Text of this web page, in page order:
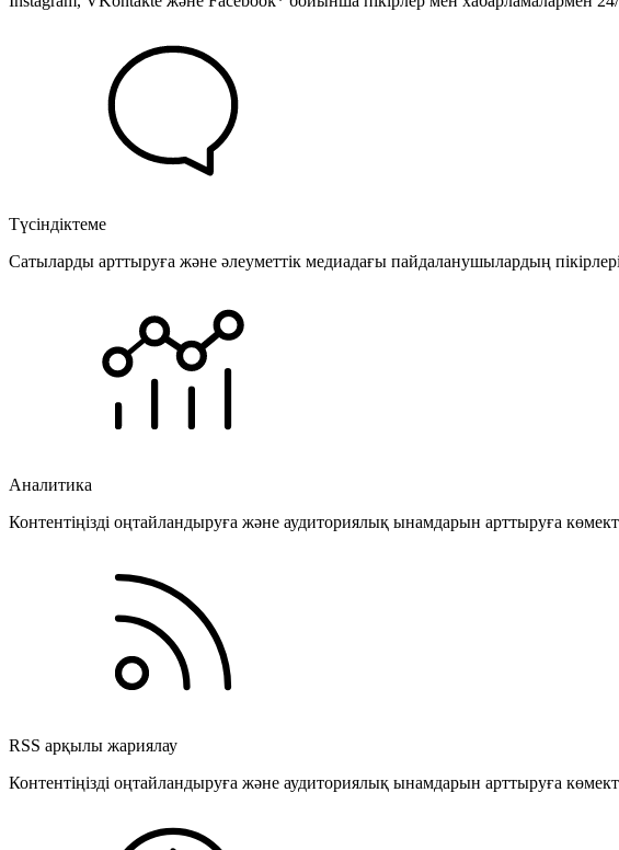
Түсіндіктеме
Сатыларды арттыруға және әлеуметтік медиадағы пайдаланушылардың
Аналитика
Контентіңізді оңтайландыруға және аудиториялық ынамдарын арттыруға
RSS арқылы жариялау
Контентіңізді оңтайландыруға және аудиториялық ынамдарын арттыруға